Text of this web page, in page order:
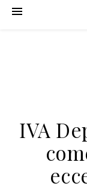
IVA